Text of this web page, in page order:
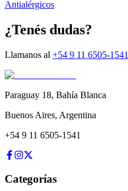
Antialérgicos
¿Tenés dudas?
Llamanos al +54 9 11 6505-1541
Paraguay 18, Bahía Blanca
Buenos Aires, Argentina
+54 9 11 6505-1541
Categorías